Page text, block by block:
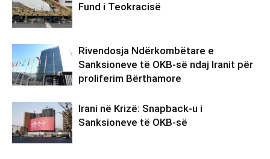
Fund i Teokracisë
Rivendosja Ndërkombëtare e
Sanksioneve të OKB-së ndaj Iranit për
proliferim Bërthamore
Irani në Krizë: Snapback-u i
Sanksioneve të OKB-së